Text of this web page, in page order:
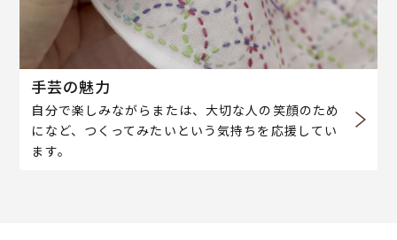
手芸の魅力
自分で楽しみながらまたは、大切な人の笑顔のため
になど、つくってみたいという気持ちを応援してい
ます。